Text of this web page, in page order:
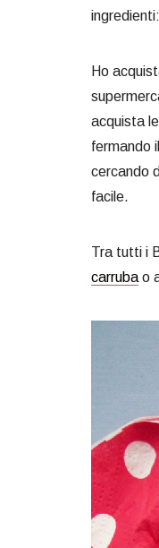
Ho
acquista
fermando
cercando
facile.
Tra tutti i
carruba o